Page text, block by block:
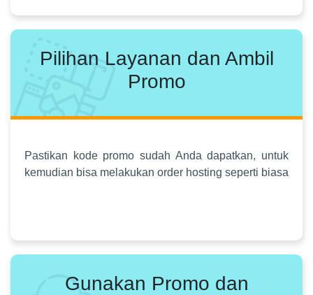
Pilihan Layanan dan Ambil
Promo
Pastikan kode promo sudah Anda dapatkan, untuk
kemudian bisa melakukan order hosting seperti biasa
Gunakan Promo dan